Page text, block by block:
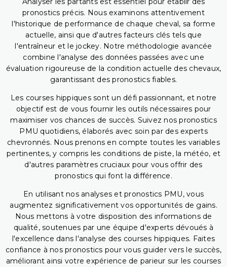
pronostics précis. Nous examinons attentivement
l'historique de performance de chaque cheval, sa forme
actuelle, ainsi que d'autres facteurs clés tels que
l'entraîneur et le jockey. Notre méthodologie avancée
combine l'analyse des données passées avec une
évaluation rigoureuse de la condition actuelle des chevaux,
garantissant des pronostics fiables.
Les courses hippiques sont un défi passionnant, et notre
objectif est de vous fournir les outils nécessaires pour
maximiser vos chances de succès. Suivez nos pronostics
PMU quotidiens, élaborés avec soin par des experts
chevronnés. Nous prenons en compte toutes les variables
pertinentes, y compris les conditions de piste, la météo, et
d'autres paramètres cruciaux pour vous offrir des
pronostics qui font la différence.
En utilisant nos analyses et pronostics PMU, vous
augmentez significativement vos opportunités de gains.
Nous mettons à votre disposition des informations de
qualité, soutenues par une équipe d'experts dévoués à
l'excellence dans l'analyse des courses hippiques. Faites
confiance à nos pronostics pour vous guider vers le succès,
améliorant ainsi votre expérience de parieur sur les courses